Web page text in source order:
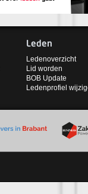
Leden
Ledenoverzicht
Lid worden
BOB Update
Ledenprofiel